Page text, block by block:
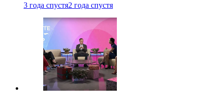
3 года спустя2 года спустя